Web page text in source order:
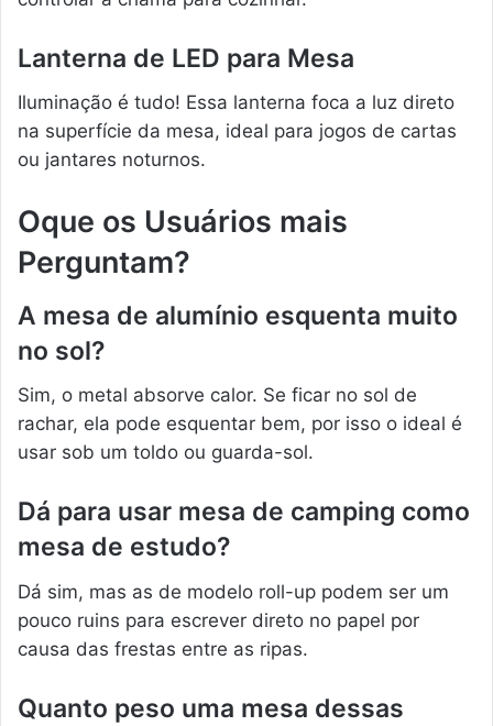
Lanterna de LED para Mesa
Iluminação é tudo! Essa lanterna foca a luz direto
na superfície da mesa, ideal para jogos de cartas
ou jantares noturnos.
Oque os Usuários mais
Perguntam?
A mesa de alumínio esquenta muito
no sol?
Sim, o metal absorve calor. Se ficar no sol de
rachar, ela pode esquentar bem, por isso o ideal é
usar sob um toldo ou guarda-sol.
Dá para usar mesa de camping como
mesa de estudo?
Dá sim, mas as de modelo roll-up podem ser um
pouco ruins para escrever direto no papel por
causa das frestas entre as ripas.
Quanto peso uma mesa dessas